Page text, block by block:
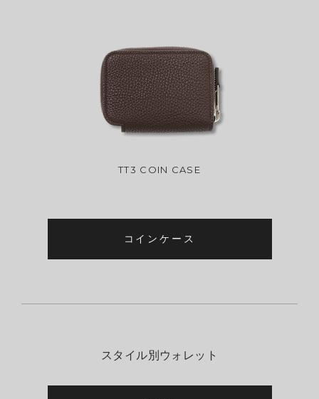
TT3 COIN CASE
コインケース
スタイル別ウォレット